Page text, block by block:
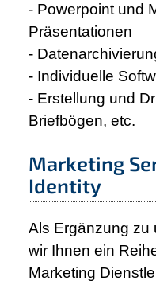
- Powerpoint und
Präsentationen
-
- Individuelle
- Erstellung und
Briefbögen, etc.
Marketing
Identity
Als Ergänzung zu
wir Ihnen ein
Marketing